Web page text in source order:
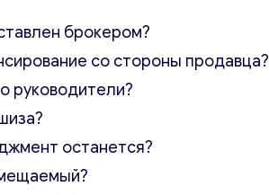
брокером?
со стороны продавца?
руководители?
останется?